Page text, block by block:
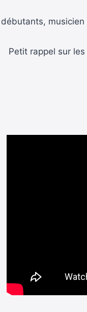
Petit rappel sur